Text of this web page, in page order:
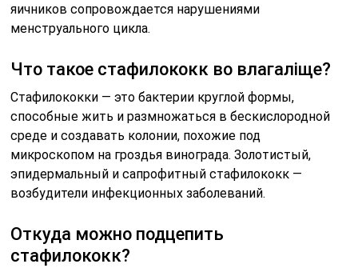
яичников сопровождается нарушениями
менструального цикла.
Что такое стафилококк во влагаліще?
Стафилококки — это бактерии круглой формы,
способные жить и размножаться в бескислородной
среде и создавать колонии, похожие под
микроскопом на гроздья винограда. Золотистый,
эпидермальный и сапрофитный стафилококк —
возбудители инфекционных заболеваний.
Откуда можно подцепить
стафилококк?